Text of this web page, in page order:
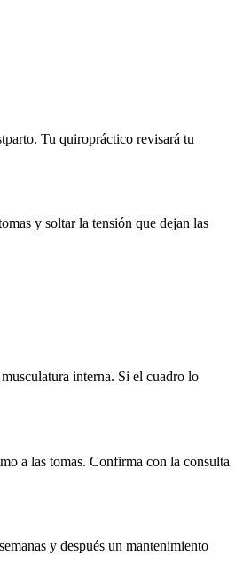
Tu quiropráctico revisará tu
y soltar la tensión que dejan las
interna. Si el cuadro lo
a las tomas. Confirma con la consulta
y después un mantenimiento